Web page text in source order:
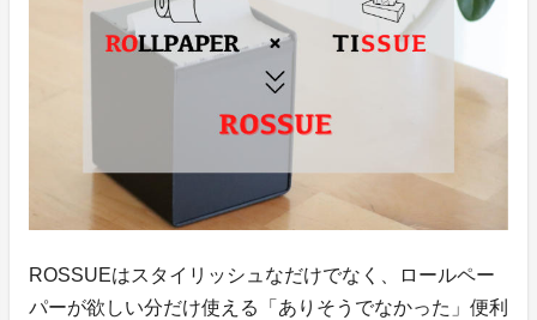
ROSSUEはスタイリッシュなだけでなく、ロールペー
パーが欲しい分だけ使える「ありそうでなかった」便利